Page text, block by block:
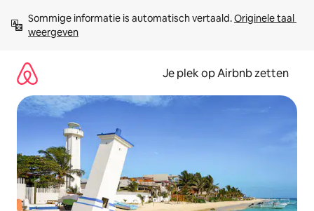
direct
naar
Sommige informatie is automatisch vertaald. Originele taal
weergeven
Je plek op Airbnb zetten